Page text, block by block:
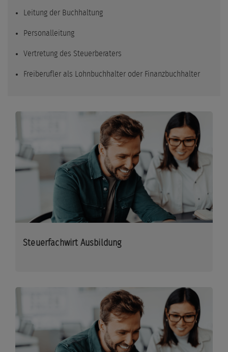
Leitung der Buchhaltung
Personalleitung
Vertretung des Steuerberaters
Freiberufler als Lohnbuchhalter oder Finanzbuchhalter
Steuerfachwirt Ausbildung